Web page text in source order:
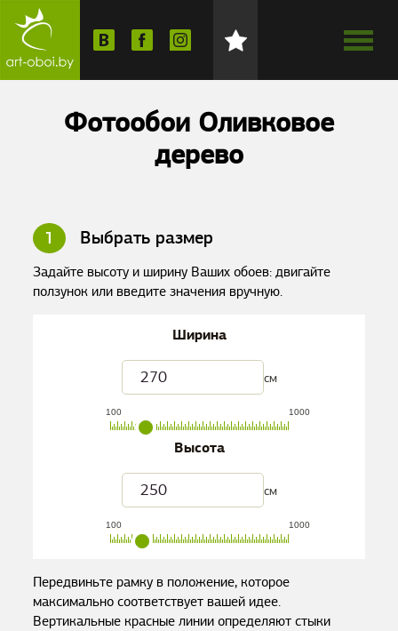
Фотообои Оливковое
дерево
1 Выбрать размер
Задайте высоту и ширину Ваших обоев: двигайте
ползунок или введите значения вручную.
Ширина
см
100 1000
Высота
см
100 1000
Передвиньте рамку в положение, которое
максимально соответствует вашей идее.
Вертикальные красные линии определяют стыки